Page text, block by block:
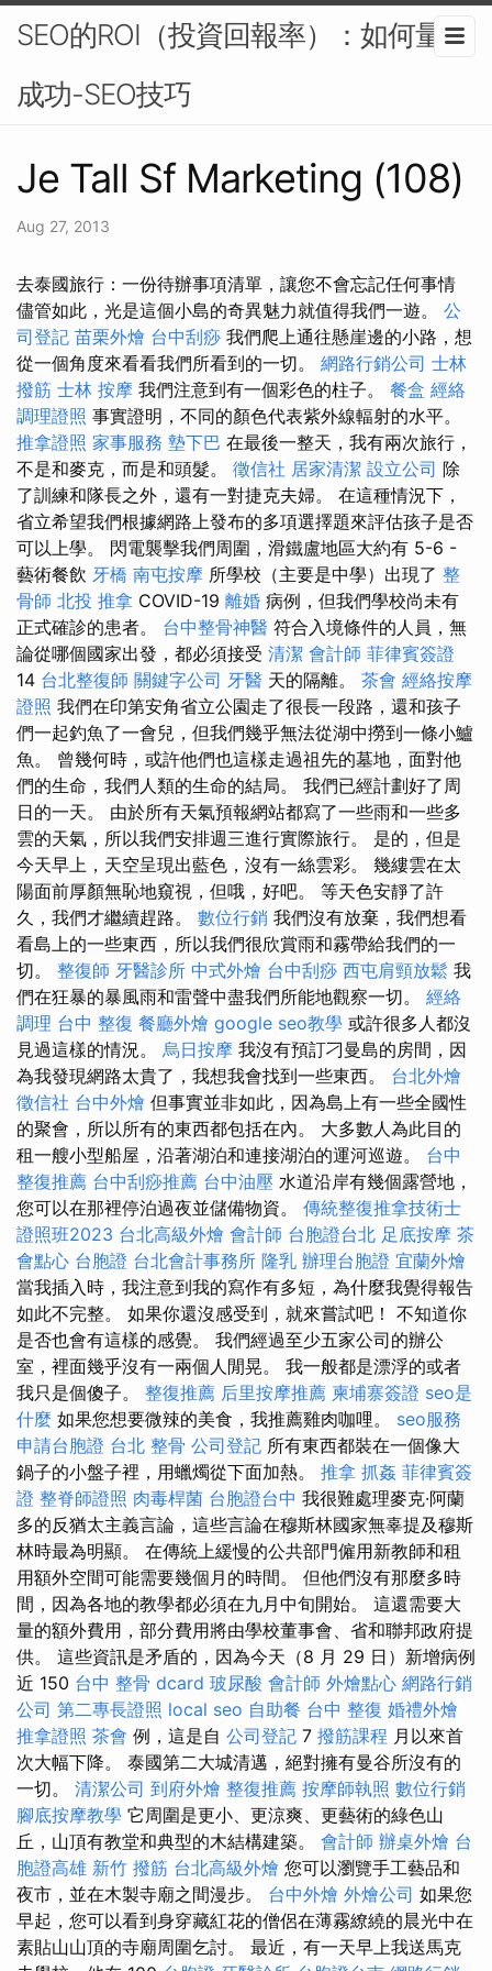
SEO的ROI（投資回報率）：如何量化
成功-SEO技巧
Je Tall Sf Marketing (108)
Aug 27, 2013
去泰國旅行：一份待辦事項清單，讓您不會忘記任何事情
儘管如此，光是這個小島的奇異魅力就值得我們一遊。 公
司登記 苗栗外燴 台中刮痧 我們爬上通往懸崖邊的小路，想
從一個角度來看看我們所看到的一切。 網路行銷公司 士林
撥筋 士林 按摩 我們注意到有一個彩色的柱子。 餐盒 經絡
調理證照 事實證明，不同的顏色代表紫外線輻射的水平。
推拿證照 家事服務 墊下巴 在最後一整天，我有兩次旅行，
不是和麥克，而是和頭髮。 徵信社 居家清潔 設立公司 除
了訓練和隊長之外，還有一對捷克夫婦。 在這種情況下，
省立希望我們根據網路上發布的多項選擇題來評估孩子是否
可以上學。 閃電襲擊我們周圍，滑鐵盧地區大約有 5-6 -
藝術餐飲 牙橋 南屯按摩 所學校（主要是中學）出現了 整
骨師 北投 推拿 COVID-19 離婚 病例，但我們學校尚未有
正式確診的患者。 台中整骨神醫 符合入境條件的人員，無
論從哪個國家出發，都必須接受 清潔 會計師 菲律賓簽證
14 台北整復師 關鍵字公司 牙醫 天的隔離。 茶會 經絡按摩
證照 我們在印第安角省立公園走了很長一段路，還和孩子
們一起釣魚了一會兒，但我們幾乎無法從湖中撈到一條小鱸
魚。 曾幾何時，或許他們也這樣走過祖先的墓地，面對他
們的生命，我們人類的生命的結局。 我們已經計劃好了周
日的一天。 由於所有天氣預報網站都寫了一些雨和一些多
雲的天氣，所以我們安排週三進行實際旅行。 是的，但是
今天早上，天空呈現出藍色，沒有一絲雲彩。 幾縷雲在太
陽面前厚顏無恥地窺視，但哦，好吧。 等天色安靜了許
久，我們才繼續趕路。 數位行銷 我們沒有放棄，我們想看
看島上的一些東西，所以我們很欣賞雨和霧帶給我們的一
切。 整復師 牙醫診所 中式外燴 台中刮痧 西屯肩頸放鬆 我
們在狂暴的暴風雨和雷聲中盡我們所能地觀察一切。 經絡
調理 台中 整復 餐廳外燴 google seo教學 或許很多人都沒
見過這樣的情況。 烏日按摩 我沒有預訂刁曼島的房間，因
為我發現網路太貴了，我想我會找到一些東西。 台北外燴
徵信社 台中外燴 但事實並非如此，因為島上有一些全國性
的聚會，所以所有的東西都包括在內。 大多數人為此目的
租一艘小型船屋，沿著湖泊和連接湖泊的運河巡遊。 台中
整復推薦 台中刮痧推薦 台中油壓 水道沿岸有幾個露營地，
您可以在那裡停泊過夜並儲備物資。 傳統整復推拿技術士
證照班2023 台北高級外燴 會計師 台胞證台北 足底按摩 茶
會點心 台胞證 台北會計事務所 隆乳 辦理台胞證 宜蘭外燴
當我插入時，我注意到我的寫作有多短，為什麼我覺得報告
如此不完整。 如果你還沒感受到，就來嘗試吧！ 不知道你
是否也會有這樣的感覺。 我們經過至少五家公司的辦公
室，裡面幾乎沒有一兩個人閒晃。 我一般都是漂浮的或者
我只是個傻子。 整復推薦 后里按摩推薦 柬埔寨簽證 seo是
什麼 如果您想要微辣的美食，我推薦雞肉咖哩。 seo服務
申請台胞證 台北 整骨 公司登記 所有東西都裝在一個像大
鍋子的小盤子裡，用蠟燭從下面加熱。 推拿 抓姦 菲律賓簽
證 整脊師證照 肉毒桿菌 台胞證台中 我很難處理麥克·阿蘭
多的反猶太主義言論，這些言論在穆斯林國家無辜提及穆斯
林時最為明顯。 在傳統上緩慢的公共部門僱用新教師和租
用額外空間可能需要幾個月的時間。 但他們沒有那麼多時
間，因為各地的教學都必須在九月中旬開始。 這還需要大
量的額外費用，部分費用將由學校董事會、省和聯邦政府提
供。 這些資訊是矛盾的，因為今天（8 月 29 日）新增病例
近 150 台中 整骨 dcard 玻尿酸 會計師 外燴點心 網路行銷
公司 第二專長證照 local seo 自助餐 台中 整復 婚禮外燴
推拿證照 茶會 例，這是自 公司登記 7 撥筋課程 月以來首
次大幅下降。 泰國第二大城清邁，絕對擁有曼谷所沒有的
一切。 清潔公司 到府外燴 整復推薦 按摩師執照 數位行銷
腳底按摩教學 它周圍是更小、更涼爽、更藝術的綠色山
丘，山頂有教堂和典型的木結構建築。 會計師 辦桌外燴 台
胞證高雄 新竹 撥筋 台北高級外燴 您可以瀏覽手工藝品和
夜市，並在木製寺廟之間漫步。 台中外燴 外燴公司 如果您
早起，您可以看到身穿藏紅花的僧侶在薄霧繚繞的晨光中在
素貼山山頂的寺廟周圍乞討。 最近，有一天早上我送馬克